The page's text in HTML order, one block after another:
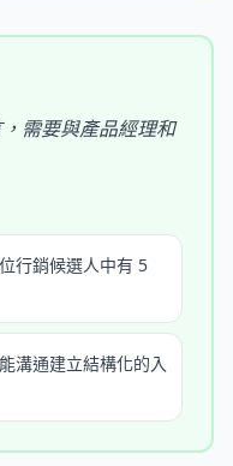
需要與產品經理和
行銷候選人中有 5
溝通建立結構化的入